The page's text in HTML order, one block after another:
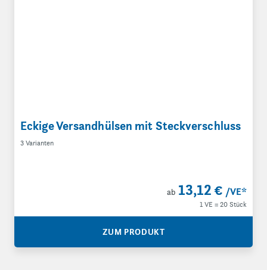
Eckige Versandhülsen mit Steckverschluss
3 Varianten
ab 13,12 € /VE*
1 VE = 20 Stück
ZUM PRODUKT